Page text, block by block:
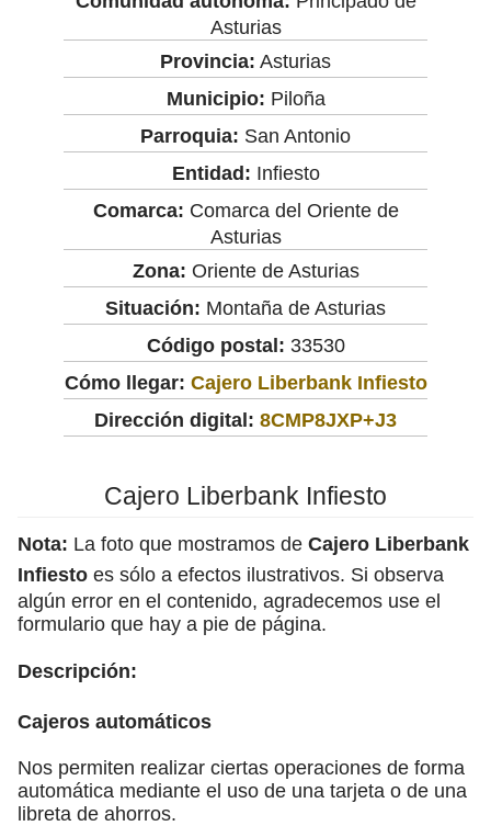
Asturias
Provincia: Asturias
Municipio: Piloña
Parroquia: San Antonio
Entidad: Infiesto
Comarca: Comarca del Oriente de
Asturias
Zona: Oriente de Asturias
Situación: Montaña de Asturias
Código postal: 33530
Cómo llegar: Cajero Liberbank Infiesto
Dirección digital: 8CMP8JXP+J3
Cajero Liberbank Infiesto
Nota: La foto que mostramos de Cajero Liberbank
Infiesto es sólo a efectos ilustrativos. Si observa
algún error en el contenido, agradecemos use el
formulario que hay a pie de página.
Descripción:
Cajeros automáticos
Nos permiten realizar ciertas operaciones de forma
automática mediante el uso de una tarjeta o de una
libreta de ahorros.